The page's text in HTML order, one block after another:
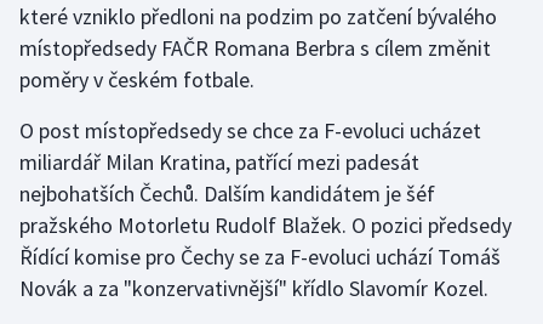
Gymnastika
Házená
Jezdectví
Judo
Krasobruslení
které vzniklo předloni na podzim po zatčení bývalého
místopředsedy FAČR Romana Berbra s cílem změnit
poměry v českém fotbale.
O post místopředsedy se chce za F-evoluci ucházet
miliardář Milan Kratina, patřící mezi padesát
nejbohatších Čechů. Dalším kandidátem je šéf
pražského Motorletu Rudolf Blažek. O pozici předsedy
Řídící komise pro Čechy se za F-evoluci uchází Tomáš
Novák a za "konzervativnější" křídlo Slavomír Kozel.